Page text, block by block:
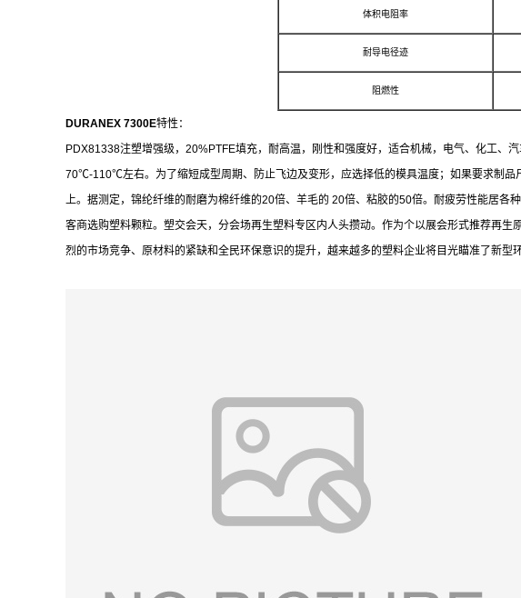
体积电阻率
耐导电径迹
阻燃性
DURANEX 7300E特性：
PDX81338注塑增强级，20%PTFE填充，耐高温，刚性和强度好，适合机械，电气、化工
70℃-110℃左右。为了缩短成型周期、防止飞边及变形，应选择低的模具温度；如果要求制
上。据测定，锦纶纤维的耐磨为棉纤维的20倍、羊毛的 20倍、粘胶的50倍。耐疲劳性能居各
客商选购塑料颗粒。塑交会天，分会场再生塑料专区内人头攒动。作为个以展会形式推荐再
烈的市场竞争、原材料的紧缺和全民环保意识的提升，越来越多的塑料企业将目光瞄准了新型